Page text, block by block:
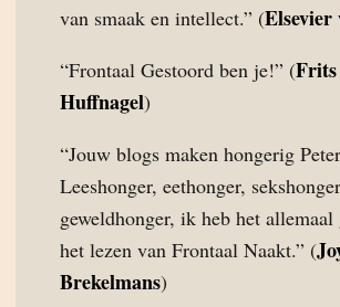
van smaak en intellect.” (Elsevier
“Frontaal Gestoord ben je!” (Frits
Huffnagel)
“Jouw blogs maken hongerig
Leeshonger, eethonger,
geweldhonger, ik heb het allemaal
het lezen van Frontaal Naakt.” (
Brekelmans)